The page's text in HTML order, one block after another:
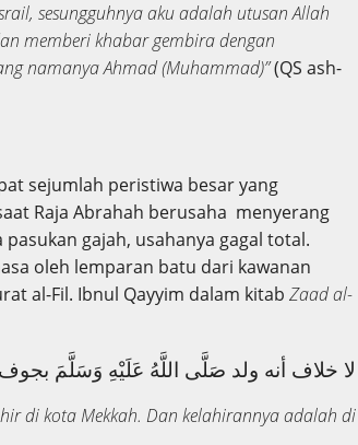
sesungguhnya aku adalah utusan Allah
memberi khabar gembira dengan
namanya Ahmad (Muhammad)”(QS ash-
sejumlah peristiwa besar yang
Raja Abrahah berusaha menyerang
gajah, usahanya gagal total.
oleh lemparan batu dari kawanan
al-Fil. Ibnul Qayyim dalam kitab Zaad al-
لا خلاف أنه ولد صَلَّى اللَّهُ عَلَيْهِ وَسَلَّمَ
di kota Mekkah. Dan kelahirannya adalah di